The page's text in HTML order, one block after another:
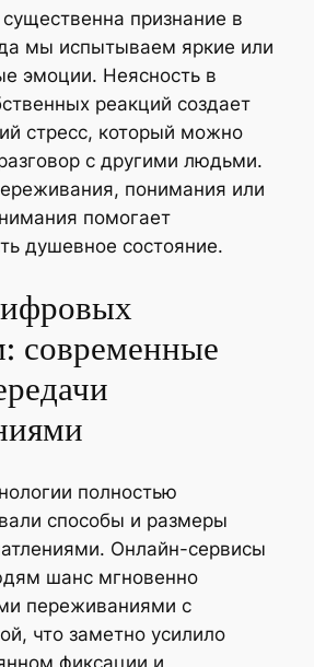
признание в
мы испытываем яркие или
эмоции. Неясность в
реакций создает
стресс, который можно
с другими людьми.
понимания или
помогает
душевное состояние.
современные
полностью
способы и размеры
Онлайн-сервисы
шанс мгновенно
переживаниями с
что заметно усилило